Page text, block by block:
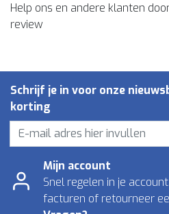
Help ons en andere klanten
review
Schrijf je in voor onze
korting
Mijn account
Snel regelen in je
facturen of retourneer